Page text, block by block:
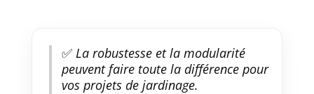
✅La robustesse et la modularité
peuvent faire toute la différence pour
vos projets de jardinage.